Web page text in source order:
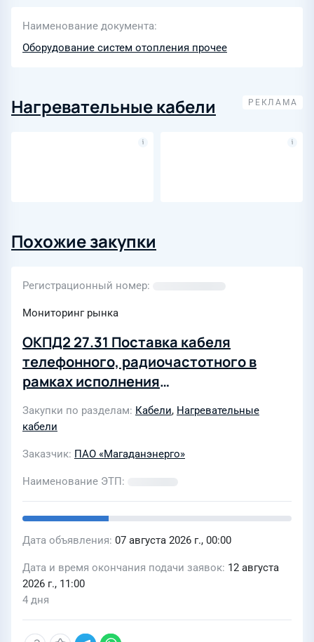
Наименование документа
Оборудование систем отопления прочее
Нагревательные кабели
Похожие закупки
Регистрационный номер
Мониторинг рынка
ОКПД2 27.31 Поставка кабеля
телефонного, радиочастотного в
рамках исполнения
производственных, инвестиционной
программ филиала ЮЭС (M_510-3-
филиалов ПАО «Магаданэнерго»
Закупки по разделам Кабели, Нагревательные
кабели
Заказчик ПАО «Магаданэнерго»
Наименование ЭТП
Дата объявления 07 августа 2026 г., 00:00
Дата и время окончания подачи заявок 12 августа
2026 г., 11:00
4 дня